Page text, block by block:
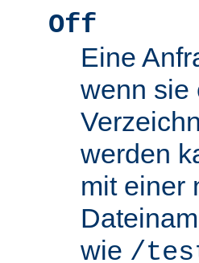
Off
Eine
wenn sie
werden
mit einer
wie /